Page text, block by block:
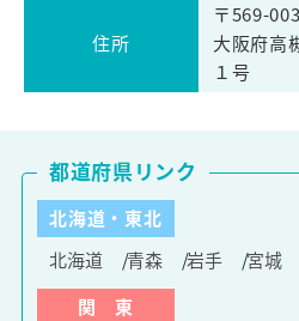
住所
〒569-
大阪府高
１号
北海道・東北
北海道
青森 岩手 宮城
関 東
都道府県リンク